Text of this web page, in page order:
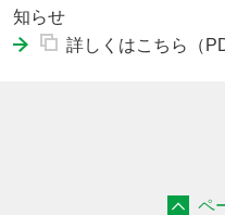
知らせ
詳しくはこちら（
ペ